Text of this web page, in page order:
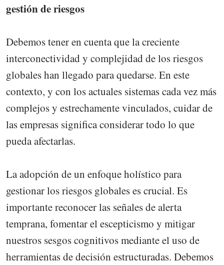
gestión de riesgos
Debemos tener en cuenta que la creciente
interconectividad y complejidad de los riesgos
globales han llegado para quedarse. En este
contexto, y con los actuales sistemas cada vez más
complejos y estrechamente vinculados, cuidar de
las empresas significa considerar todo lo que
pueda afectarlas.
La adopción de un enfoque holístico para
gestionar los riesgos globales es crucial. Es
importante reconocer las señales de alerta
temprana, fomentar el escepticismo y mitigar
nuestros sesgos cognitivos mediante el uso de
herramientas de decisión estructuradas. Debemos